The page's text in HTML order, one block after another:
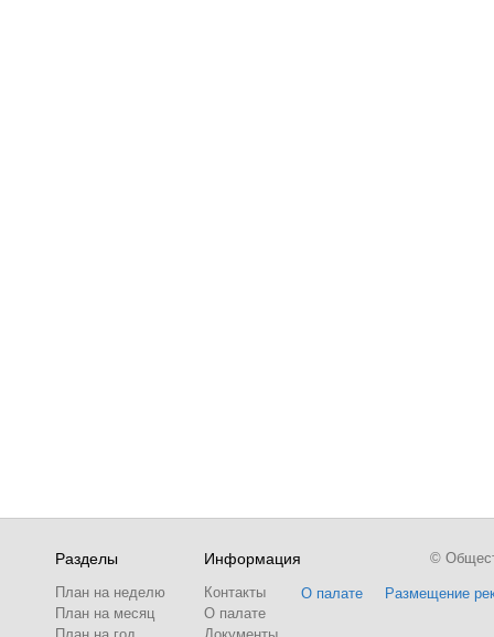
Разделы
План на неделю
План на месяц
Информация
Контакты
О палате
О палате Размещение
©